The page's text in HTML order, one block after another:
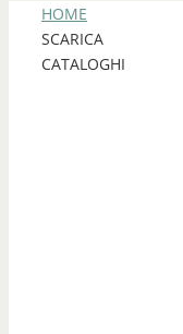
HOME
SCARICA
CATALOGHI